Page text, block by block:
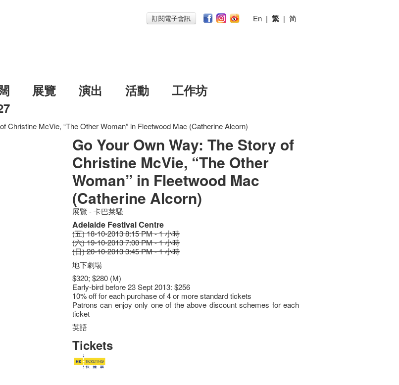
訂閱電子會訊 En | 繁 | 简
展覽 演出 活動
工作坊
Christine McVie, “The Other Woman” in Fleetwood Mac (Catherine Alcorn)
Go Your Own Way: The Story of
Christine McVie, “The Other
Woman” in Fleetwood Mac
(Catherine Alcorn)
展覽 - 卡巴莱騷
Adelaide Festival Centre
(五) 18-10-2013 8:15 PM - 1 小時
(六) 19-10-2013 7:00 PM - 1 小時
(日) 20-10-2013 3:45 PM - 1 小時
地下劇場
$320; $280 (M)
Early-bird before 23 Sept 2013: $256
10% off for each purchase of 4 or more standard tickets
Patrons can enjoy only one of the above discount schemes for each
ticket
英語
Tickets